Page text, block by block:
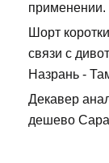
применении.
Шорт
связи с
Назрань -
Декавер
дешево